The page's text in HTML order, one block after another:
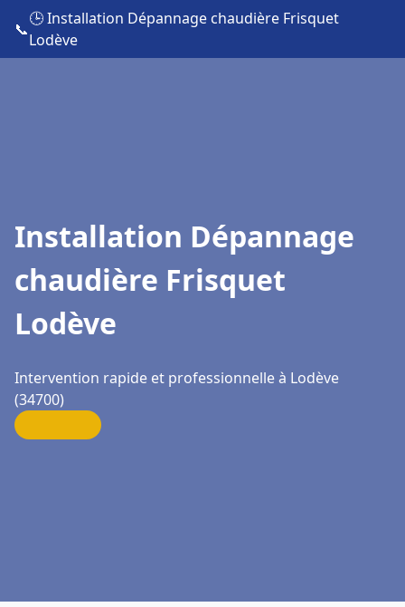
📞
🕒 Installation Dépannage chaudière Frisquet
Lodève
Installation Dépannage
chaudière Frisquet
Lodève
Intervention rapide et professionnelle à Lodève
(34700)